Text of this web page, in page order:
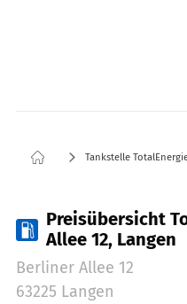
Tankstelle
Preisübersicht
Allee 12, Langen
Berliner Allee 12
63225 Langen